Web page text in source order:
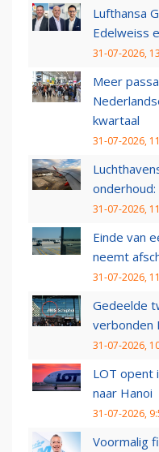
Lufthansa
Edelweiss
31-07-2026,
Meer
kwartaal
31-07-2026,
31-07-2026,
Einde van
neemt
31-07-2026,
Gedeelde
verbonden
31-07-2026,
LOT opent
naar Hanoi
31-07-2026,
Voormalig